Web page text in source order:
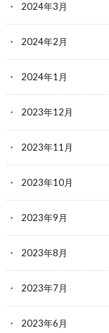
2024年3月
2024年2月
2024年1月
2023年12月
2023年11月
2023年10月
2023年9月
2023年8月
2023年7月
2023年6月